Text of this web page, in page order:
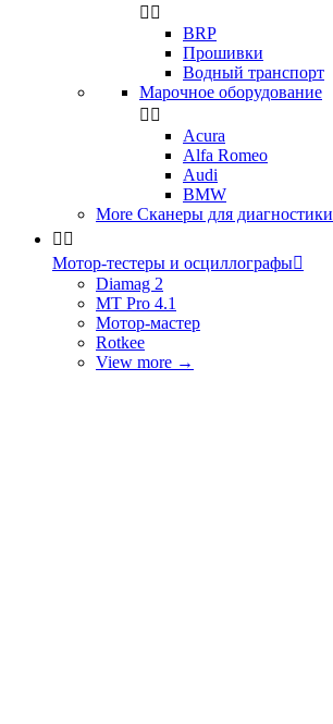
 
BRP
Прошивки
Водный транспорт
Марочное оборудование
 
Acura
Alfa Romeo
Audi
BMW
More Сканеры для диагностики
 
Мотор-тестеры и осциллографы
Diamag 2
MT Pro 4.1
Мотор-мастер
Rotkee
View more →